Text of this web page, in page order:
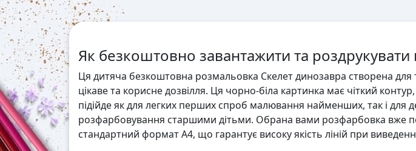
Як безкоштовно завантажити та
Ця дитяча безкоштовна розмальовка Скелет динозавра створена
цікаве та корисне дозвілля. Ця чорно-біла картинка має чіткий
підійде як для легких перших спроб малювання найменших, так і для
розфарбовування старшими дітьми. Обрана вами розфарбовка вже
стандартний формат А4, що гарантує високу якість ліній при